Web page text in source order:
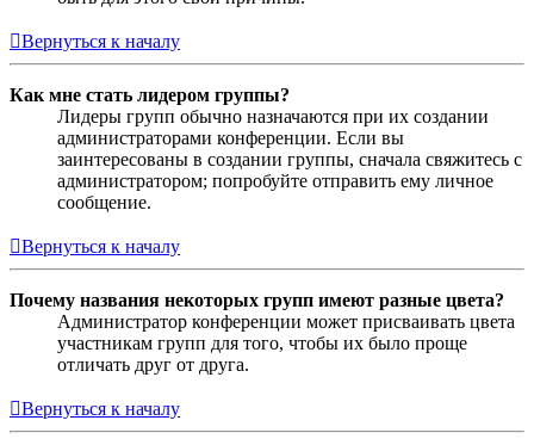
Вернуться к началу
Как мне стать лидером группы?
Лидеры групп обычно назначаются при их создании
администраторами конференции. Если вы
заинтересованы в создании группы, сначала свяжитесь с
администратором; попробуйте отправить ему личное
сообщение.
Вернуться к началу
Почему названия некоторых групп имеют разные цвета?
Администратор конференции может присваивать цвета
участникам групп для того, чтобы их было проще
отличать друг от друга.
Вернуться к началу